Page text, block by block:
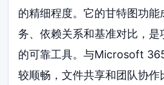
的精细程度。它的甘特图功
务、依赖关系和基准对比，是
的可靠工具。与Microsoft
较顺畅，文件共享和团队协作